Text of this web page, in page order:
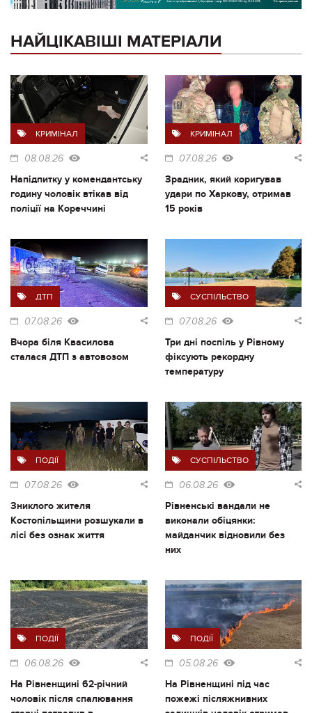
НАЙЦІКАВІШІ МАТЕРІАЛИ
КРИМІНАЛ
08.08.26
Напідпитку у комендантську
годину чоловік втікав від
поліції на Кореччині
КРИМІНАЛ
07.08.26
Зрадник, який коригував
удари по Харкову, отримав
15 років
ДТП
07.08.26
Вчора біля Квасилова
сталася ДТП з автовозом
СУСПІЛЬСТВО
07.08.26
Три дні поспіль у Рівному
фіксують рекордну
температуру
ПОДІЇ
07.08.26
Зниклого жителя
Костопільщини розшукали в
лісі без ознак життя
СУСПІЛЬСТВО
06.08.26
Рівненські вандали не
виконали обіцянки:
майданчик відновили без
них
ПОДІЇ
06.08.26
На Рівненщині 62-річний
чоловік після спалювання
ПОДІЇ
05.08.26
На Рівненщині під час
пожежі післяжнивних